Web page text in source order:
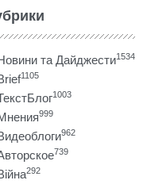
та Дайджести1534
1105
1003
999
962
739
292